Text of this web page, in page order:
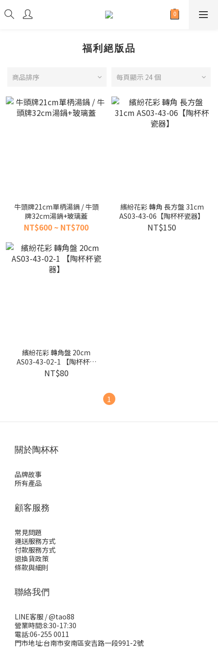
福利絕版品
商品排序 每頁顯示 24 個
牛頭牌21cm單柄湯鍋 / 牛頭
牌32cm湯鍋+玻璃蓋
NT$600 ~ NT$700
繽紛花彩 轉角 長方盤 31cm
AS03-43-06【陶杯杯瓷器】
NT$150
繽紛花彩 轉角盤 20cm
AS03-43-02-1 【陶杯杯瓷
器】
NT$80
1
關於陶杯杯
品牌故事
所有產品
顧客服務
常見問題
運送服務方式
付款服務方式
退換貨政策
條款與細則
聯絡我們
LINE客服 /@tao88
營業時間:8:30-17:30
電話:06-255 0011
門市地址:台南市安南區安吉路一段991-2號